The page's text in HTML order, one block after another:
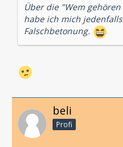
Über die "Wem
habe ich mich
Falschbetonung.
beli
Profi